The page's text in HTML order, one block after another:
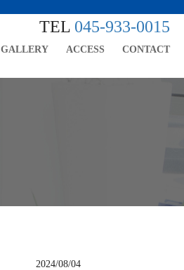
TEL 045-933-0015
GALLERY ACCESS CONTACT
2024/08/04